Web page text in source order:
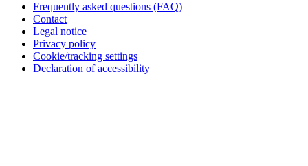
Frequently asked questions (FAQ)
Contact
Legal notice
Privacy policy
Cookie/tracking settings
Declaration of accessibility